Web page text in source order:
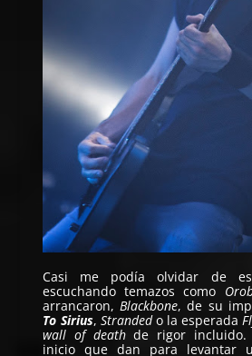
Casi me podía olvidar de
escuchando temazos como
arrancaron, Blackbone, de su
To Sirius, Strandedo la esperada
wall of deathde rigor incluido.
inicio que dan para levantar